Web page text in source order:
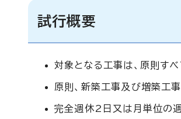
試行概要
対象となる工事は、原則すべ
原則、新築工事及び増築工
完全週休2日又は月単位の